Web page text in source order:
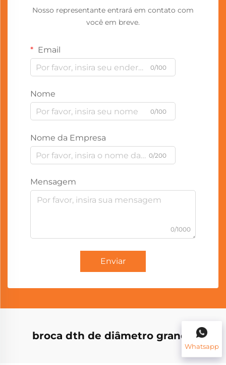
Nosso representante entrará em contato com
você em breve.
Email
0/100
Nome
0/100
Nome da Empresa
0/200
Mensagem
0/1000
Enviar
broca dth de diâmetro grande
Whatsapp